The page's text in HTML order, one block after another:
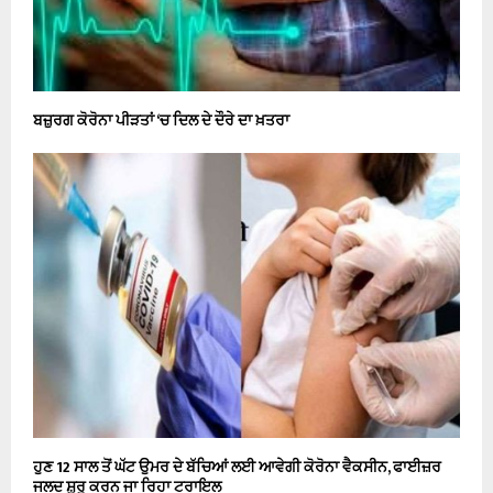
ਬਜ਼ੁਰਗ ਕੋਰੋਨਾ ਪੀੜਤਾਂ ‘ਚ ਦਿਲ ਦੇ ਦੌਰੇ ਦਾ ਖ਼ਤਰਾ
ਹੁਣ 12 ਸਾਲ ਤੋਂ ਘੱਟ ਉਮਰ ਦੇ ਬੱਚਿਆਂ ਲਈ ਆਵੇਗੀ ਕੋਰੋਨਾ ਵੈਕਸੀਨ, ਫਾਈਜ਼ਰ
ਜਲਦ ਸ਼ੁਰੂ ਕਰਨ ਜਾ ਰਿਹਾ ਟਰਾਇਲ